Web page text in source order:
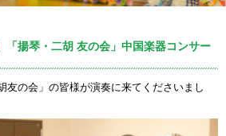
「揚琴・二胡 友の会」中国楽器コンサー
友の会」の皆様が演奏に来てくださいまし